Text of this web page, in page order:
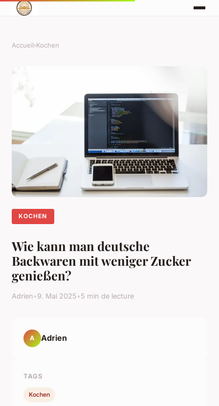
Accueil›Kochen
KOCHEN
Wie kann man deutsche
Backwaren mit weniger Zucker
genießen?
Adrien•9. Mai 2025•5 min de lecture
A Adrien
TAGS
Kochen